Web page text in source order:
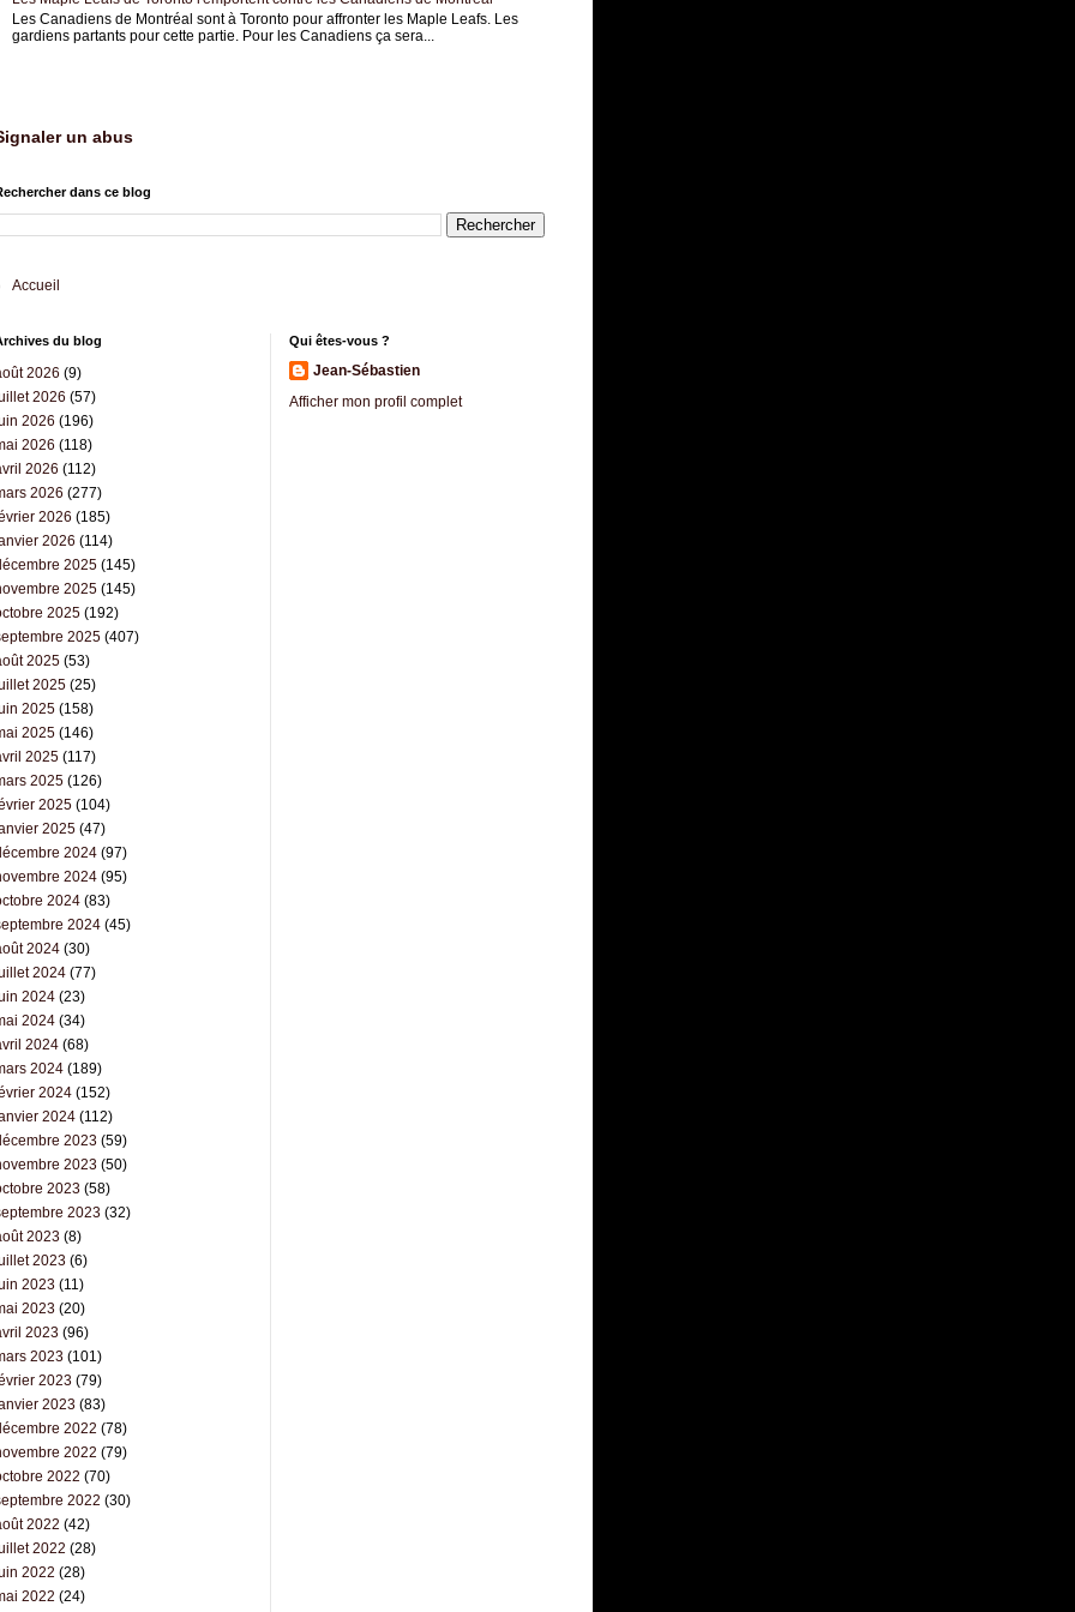
Les Canadiens de Montréal sont à Toronto pour affronter les Maple Leafs. Les
gardiens partants pour cette partie. Pour les Canadiens ça sera...
un abus
dans ce blog
Accueil
du blog
2026 (9)
2026 (57)
2026 (196)
2026 (118)
2026 (112)
2026 (277)
2026 (185)
2026 (114)
2025(145)
2025(145)
2025(192)
2025(407)
2025(53)
2025(25)
2025(158)
2025(146)
2025(117)
2025(126)
2025(104)
2025(47)
2024(97)
2024(95)
2024(83)
2024(45)
2024(30)
2024(77)
2024(23)
2024(34)
2024(68)
2024(189)
2024(152)
2024(112)
2023(59)
2023(50)
2023(58)
2023(32)
2023(8)
2023(6)
2023(11)
2023(20)
2023(96)
2023(101)
2023(79)
2023(83)
2022 (78)
2022 (79)
2022 (70)
2022 (30)
2022 (42)
2022 (28)
2022 (28)
2022 (24)
Qui êtes-vous ?
Jean-Sébastien
Afficher mon profil complet